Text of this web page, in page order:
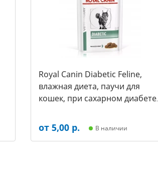
Royal Canin Diabetic Feline,
влажная диета, паучи для
кошек, при сахарном диабете,
от 5,00 р. В наличии